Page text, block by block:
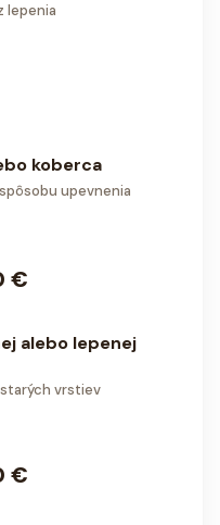
lepenia
koberca
upevnenia
€
alebo lepenej
vrstiev
€